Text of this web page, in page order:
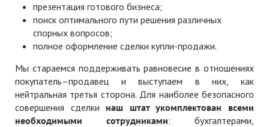
презентация готового бизнеса;
поиск оптимального пути решения различных
спорных вопросов;
полное оформление сделки купли-продажи.
Мы стараемся поддерживать равновесие в отношениях
покупатель–продавец и выступаем в них, как
нейтральная третья сторона. Для наиболее безопасного
совершения сделки наш штат укомплектован всеми
необходимыми сотрудниками: бухгалтерами,